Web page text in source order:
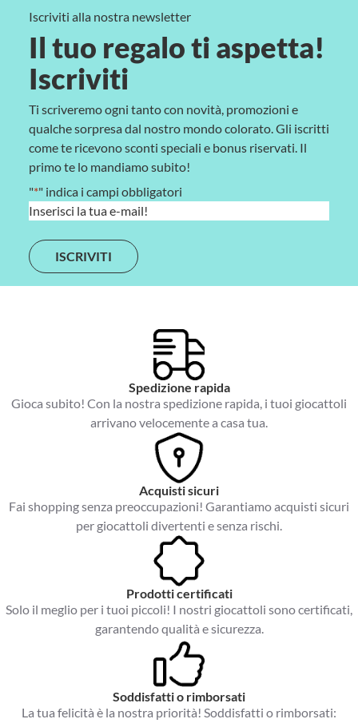
Iscriviti alla nostra newsletter
Il tuo regalo ti aspetta!
Iscriviti
Ti scriveremo ogni tanto con novità, promozioni e
qualche sorpresa dal nostro mondo colorato. Gli iscritti
come te ricevono sconti speciali e bonus riservati. Il
primo te lo mandiamo subito!
"*" indica i campi obbligatori
E
a
i
l
Spedizione rapida
Gioca subito! Con la nostra spedizione rapida, i tuoi giocattoli
arrivano velocemente a casa tua.
Acquisti sicuri
Fai shopping senza preoccupazioni! Garantiamo acquisti sicuri
per giocattoli divertenti e senza rischi.
Prodotti certificati
Solo il meglio per i tuoi piccoli! I nostri giocattoli sono certificati,
garantendo qualità e sicurezza.
Soddisfatti o rimborsati
La tua felicità è la nostra priorità! Soddisfatti o rimborsati: